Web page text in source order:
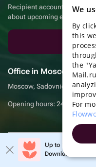
Recipient account, extra
about upcoming events
Office in Moscow
Moscow, Sadovnicheskaya
Opening hours: 24/7
© Flowwow, inc
Terms of use
Up to 10% off
Download the app
We
By
this
the
For